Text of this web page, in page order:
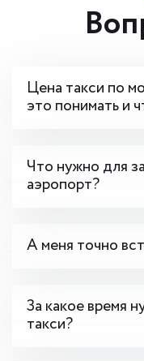
Цена такси по
это понимать и
Что нужно для
аэропорт?
А меня точно
За какое время
такси?